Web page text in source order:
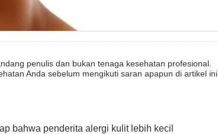
penulis dan bukan tenaga kesehatan profesional.
Anda sebelum mengikuti saran apapun di artikel ini.
bahwa penderita alergi kulit lebih kecil